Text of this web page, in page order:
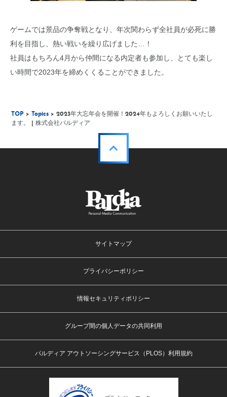
ゲームでは景品の争奪戦となり、年次関わらず全社員が必死に勝
利を目指し、熱い戦いを繰り広げました…！
社員はもちろん4月から仲間になる内定者も参加し、とても楽し
い時間で2023年を締めくくることができました。
TOP >Topics > 2023年大忘年会を開催！2024年もよろしくお願いいたし
ます。 | 株式会社パルディア
サイトマップ
プライバシーポリシー
情報セキュリティポリシー
グループ間の個人データの共同利用
パルディア アウトソーシングサービス（PLOS）利用規約